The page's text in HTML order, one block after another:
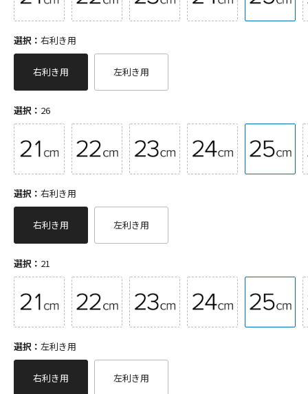
選択： 右利き用
右利き用 左利き用
選択： 26
選択： 右利き用
右利き用 左利き用
選択： 21
選択： 左利き用
右利き用 左利き用